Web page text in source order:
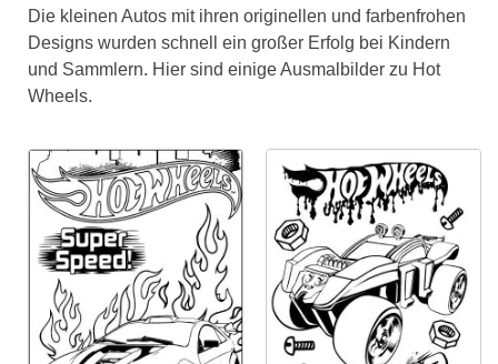
Die kleinen Autos mit ihren originellen und farbenfrohen
Designs wurden schnell ein großer Erfolg bei Kindern
und Sammlern. Hier sind einige Ausmalbilder zu Hot
Wheels.